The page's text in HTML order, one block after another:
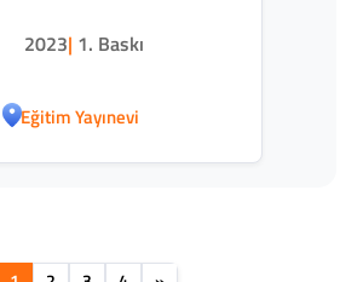
2023| 1. Baskı
Eğitim Yayınevi